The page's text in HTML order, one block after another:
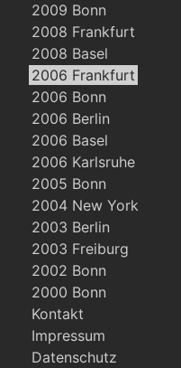
2009 Bonn
2008 Frankfurt
2008 Basel
2006 Frankfurt
2006 Bonn
2006 Berlin
2006 Basel
2006 Karlsruhe
2005 Bonn
2004 New York
2003 Berlin
2003 Freiburg
2002 Bonn
2000 Bonn
Kontakt
Impressum
Datenschutz